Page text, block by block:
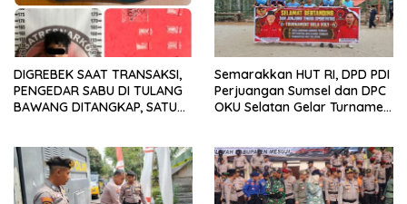
DIGREBEK SAAT TRANSAKSI,
PENGEDAR SABU DI TULANG
BAWANG DITANGKAP, SATU
Semarakkan HUT RI, DPD PDI
Perjuangan Sumsel dan DPC
OKU Selatan Gelar Turnamen